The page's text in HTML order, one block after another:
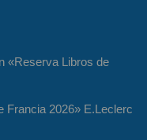
«Reserva Libros de
Francia 2026» E.Leclerc